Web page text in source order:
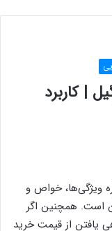
| کاربرد
ویژگی‌ها، خواص و
است. همچنین اگر
یافتن از قیمت خرید